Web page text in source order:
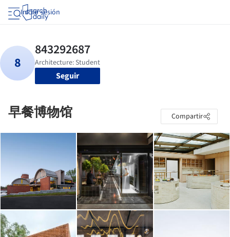
Iniciar sesión
Seguir
早餐博物馆 Compartir